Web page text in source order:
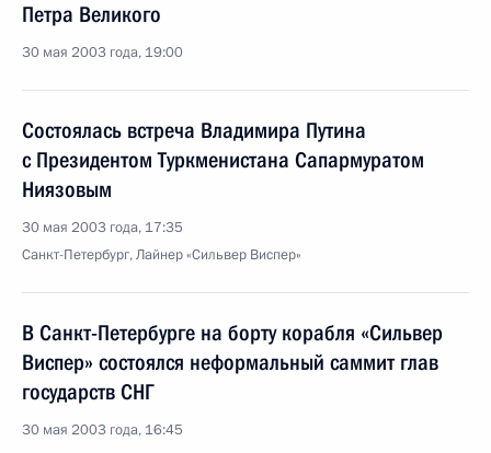
Петра Великого
30 мая 2003 года, 19:00
Состоялась встреча Владимира Путина
с Президентом Туркменистана Сапармуратом
Ниязовым
30 мая 2003 года, 17:35
Санкт-Петербург, Лайнер «Сильвер Виспер»
В Санкт-Петербурге на борту корабля «Сильвер
Виспер» состоялся неформальный саммит глав
государств СНГ
30 мая 2003 года, 16:45